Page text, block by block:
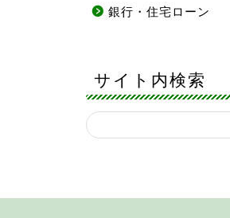
銀行・住宅ローン
サイト内検索